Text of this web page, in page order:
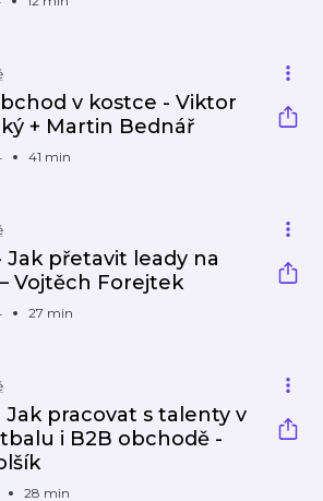
v kostce - Viktor
+ Martin Bednář
41 min
Jak přetavit leady na
Vojtěch Forejtek
27 min
Jak pracovat s talenty v
i B2B obchodě -
28 min